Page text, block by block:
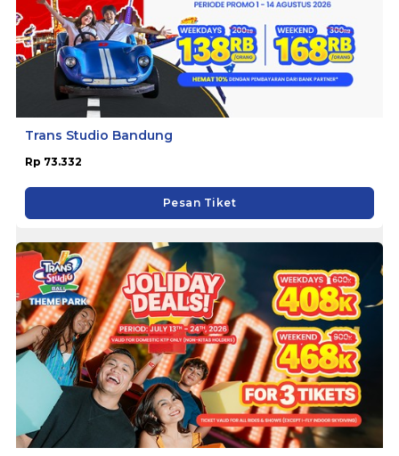
Trans Studio Bandung
Rp 73.332
Pesan Tiket